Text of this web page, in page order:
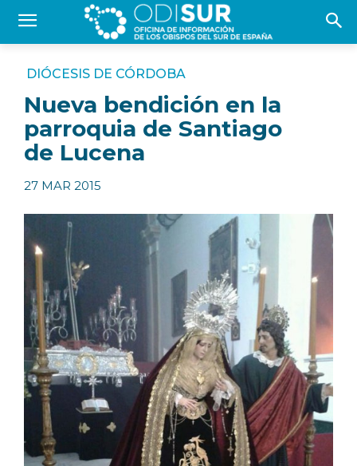
DIÓCESIS DE CÓRDOBA
Nueva bendición en la
parroquia de Santiago
de Lucena
27 MAR 2015